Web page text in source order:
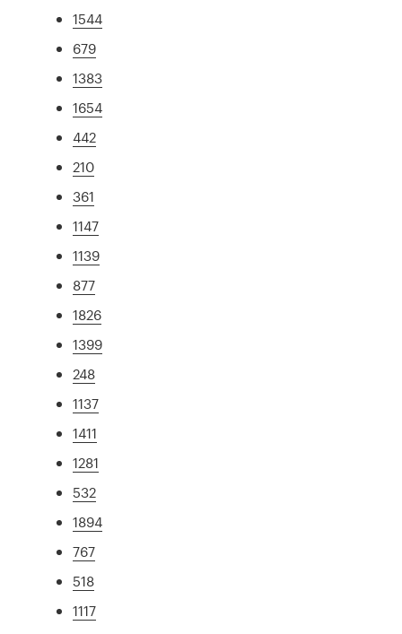
1544
679
1383
1654
442
210
361
1147
1139
877
1826
1399
248
1137
1411
1281
532
1894
767
518
1117